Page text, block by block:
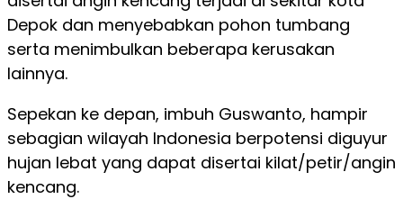
Depok dan menyebabkan pohon tumbang
serta menimbulkan beberapa kerusakan
lainnya.
Sepekan ke depan, imbuh Guswanto, hampir
sebagian wilayah Indonesia berpotensi diguyur
hujan lebat yang dapat disertai kilat/petir/angin
kencang.